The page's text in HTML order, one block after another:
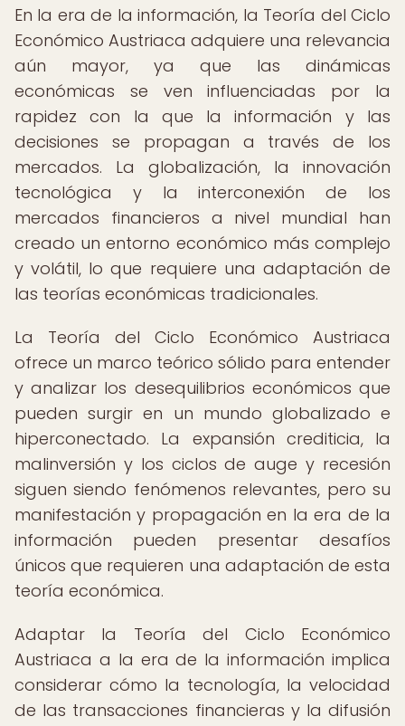
En la era de la información, la Teoría del Ciclo
Económico Austriaca adquiere una relevancia
aún mayor, ya que las dinámicas
económicas se ven influenciadas por la
rapidez con la que la información y las
decisiones se propagan a través de los
mercados. La globalización, la innovación
tecnológica y la interconexión de los
mercados financieros a nivel mundial han
creado un entorno económico más complejo
y volátil, lo que requiere una adaptación de
las teorías económicas tradicionales.
La Teoría del Ciclo Económico Austriaca
ofrece un marco teórico sólido para entender
y analizar los desequilibrios económicos que
pueden surgir en un mundo globalizado e
hiperconectado. La expansión crediticia, la
malinversión y los ciclos de auge y recesión
siguen siendo fenómenos relevantes, pero su
manifestación y propagación en la era de la
información pueden presentar desafíos
únicos que requieren una adaptación de esta
teoría económica.
Adaptar la Teoría del Ciclo Económico
Austriaca a la era de la información implica
considerar cómo la tecnología, la velocidad
de las transacciones financieras y la difusión